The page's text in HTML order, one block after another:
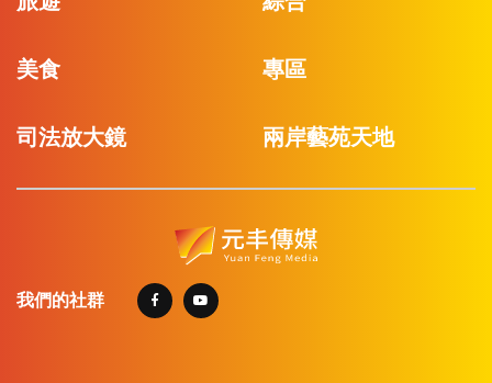
美食 專區
司法放大鏡 兩岸藝苑天地
我們的社群